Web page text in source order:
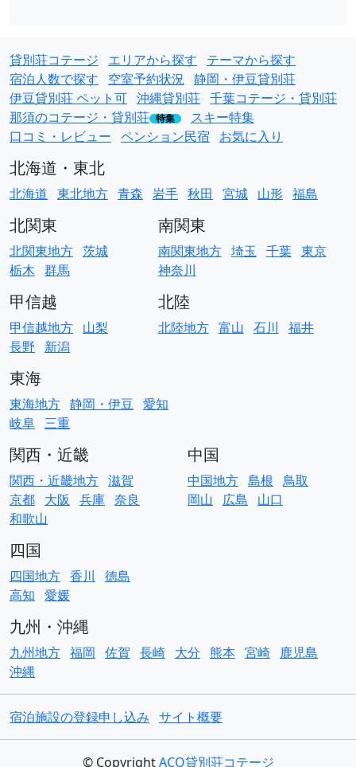
貸別荘コテージ エリアから探す
テーマから探す
宿泊人数で探す
空室予約状況 静岡・伊豆貸別荘
伊豆貸別荘 ペット可 沖縄貸別荘 千葉コテージ・貸別荘
那須のコテージ・貸別荘 特集
スキー特集
口コミ・レビュー ペンション民宿 お気に入り
北海道・東北
北海道 東北地方 青森 岩手 秋田 宮城 山形 福島
北関東
北関東地方 茨城
栃木 群馬
南関東
南関東地方 埼玉 千葉 東京
神奈川
甲信越
甲信越地方 山梨
長野
新潟
北陸
北陸地方 富山 石川 福井
東海
東海地方 静岡・伊豆 愛知
岐阜 三重
関西・近畿
関西・近畿地方 滋賀
京都 大阪 兵庫 奈良
和歌山
中国
中国地方 島根 鳥取
岡山
広島 山口
四国
四国地方 香川
徳島
高知 愛媛
九州・沖縄
九州地方 福岡 佐賀 長崎 大分 熊本 宮崎
鹿児島
沖縄
宿泊施設の登録申し込み サイト概要
© CopyrightACO貸別荘コテージ